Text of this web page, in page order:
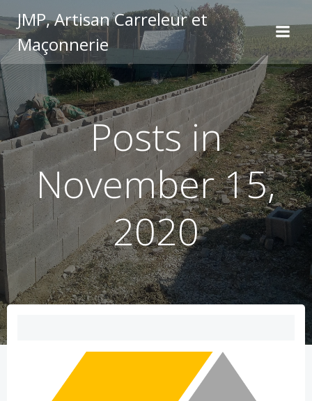
Skip
to
content
JMP, Artisan Carreleur et
Maçonnerie
Posts in
November 15,
2020